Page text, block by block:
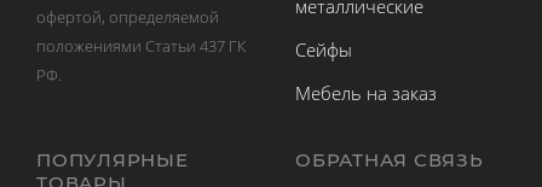
офертой, определяемой
положениями Статьи 437 ГК
РФ.
металлические
Сейфы
Мебель на заказ
ПОПУЛЯРНЫЕ
ОБРАТНАЯ СВЯЗЬ